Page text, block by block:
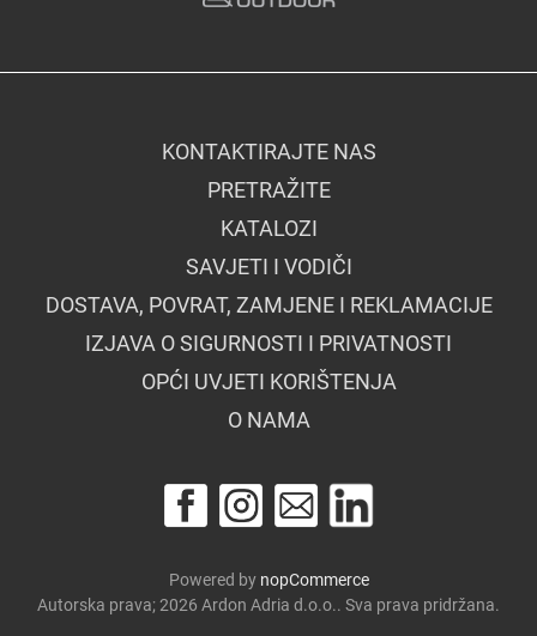
KONTAKTIRAJTE NAS
PRETRAŽITE
KATALOZI
SAVJETI I VODIČI
DOSTAVA, POVRAT, ZAMJENE I REKLAMACIJE
IZJAVA O SIGURNOSTI I PRIVATNOSTI
OPĆI UVJETI KORIŠTENJA
O NAMA
Powered by nopCommerce
Autorska prava; 2026 Ardon Adria d.o.o.. Sva prava pridržana.